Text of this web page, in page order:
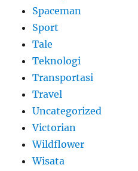
Spaceman
Sport
Tale
Teknologi
Transportasi
Travel
Uncategorized
Victorian
Wildflower
Wisata